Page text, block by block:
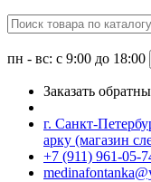
пн - вс: с 9:00 до 18:00
Заказать
г. Санкт-
арку (магазин
+7 (911) 961-05-